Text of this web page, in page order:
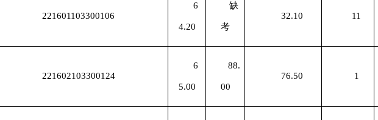
221601103300106
6
4.20
缺
考
32.10 11
221602103300124
6
5.00
88.
00
76.50 1